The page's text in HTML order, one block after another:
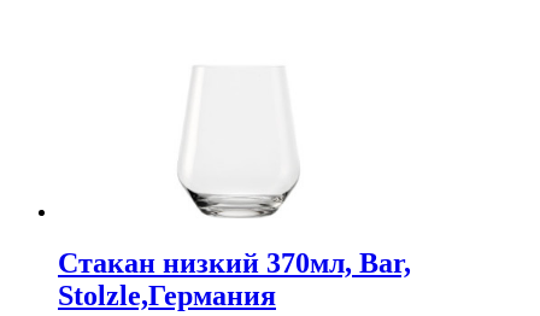
Стакан низкий 370мл, Bar,
Stolzle,Германия